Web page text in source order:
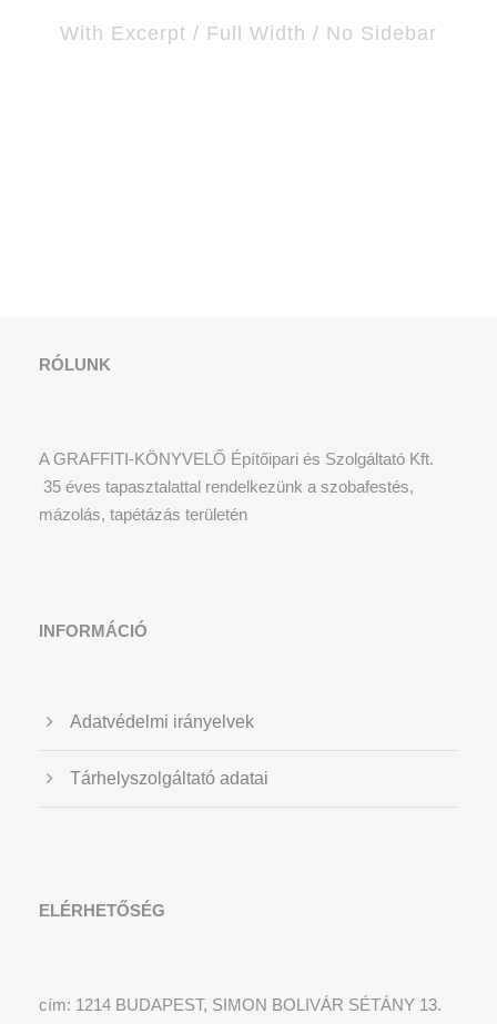
With Excerpt / Full Width / No Sidebar
RÓLUNK
A GRAFFITI-KÖNYVELŐ Építőipari és Szolgáltató Kft.
35 éves tapasztalattal rendelkezünk a szobafestés,
mázolás, tapétázás területén
INFORMÁCIÓ
Adatvédelmi irányelvek
Tárhelyszolgáltató adatai
ELÉRHETŐSÉG
cím: 1214 BUDAPEST, SIMON BOLIVÁR SÉTÁNY 13.